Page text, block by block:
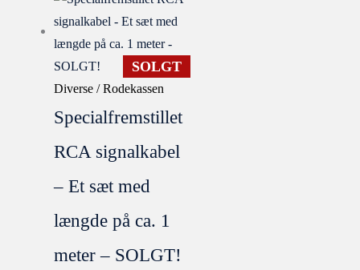
SOLGT
Diverse / Rodekassen
Specialfremstillet
RCA signalkabel
– Et sæt med
længde på ca. 1
meter – SOLGT!